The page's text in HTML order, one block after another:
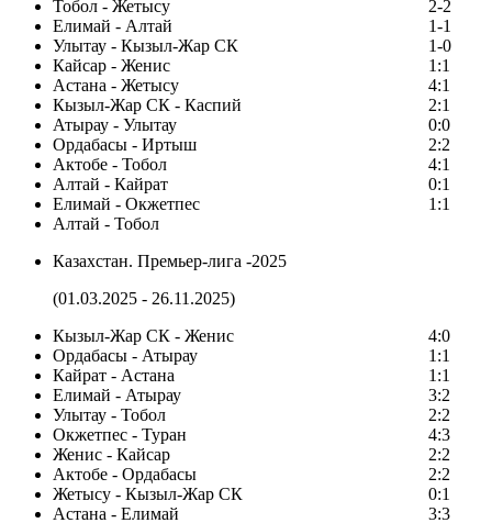
Тобол - Жетысу
2-2
Елимай - Алтай
1-1
Улытау - Кызыл-Жар СК
1-0
Кайсар - Женис
1:1
Астана - Жетысу
4:1
Кызыл-Жар СК - Каспий
2:1
Атырау - Улытау
0:0
Ордабасы - Иртыш
2:2
Актобе - Тобол
4:1
Алтай - Кайрат
0:1
Елимай - Окжетпес
1:1
Алтай - Тобол
Казахстан. Премьер-лига -2025
(01.03.2025 - 26.11.2025)
Кызыл-Жар СК - Женис
4:0
Ордабасы - Атырау
1:1
Кайрат - Астана
1:1
Елимай - Атырау
3:2
Улытау - Тобол
2:2
Окжетпес - Туран
4:3
Женис - Кайсар
2:2
Актобе - Ордабасы
2:2
Жетысу - Кызыл-Жар СК
0:1
Астана - Елимай
3:3